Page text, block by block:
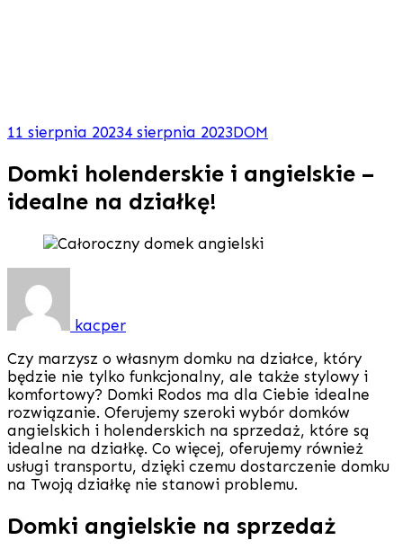
11 sierpnia 20234 sierpnia 2023DOM
Domki holenderskie i angielskie –
idealne na działkę!
kacper
Czy marzysz o własnym domku na działce, który
będzie nie tylko funkcjonalny, ale także stylowy i
komfortowy? Domki Rodos ma dla Ciebie idealne
rozwiązanie. Oferujemy szeroki wybór domków
angielskich i holenderskich na sprzedaż, które są
idealne na działkę. Co więcej, oferujemy również
usługi transportu, dzięki czemu dostarczenie domku
na Twoją działkę nie stanowi problemu.
Domki angielskie na sprzedaż